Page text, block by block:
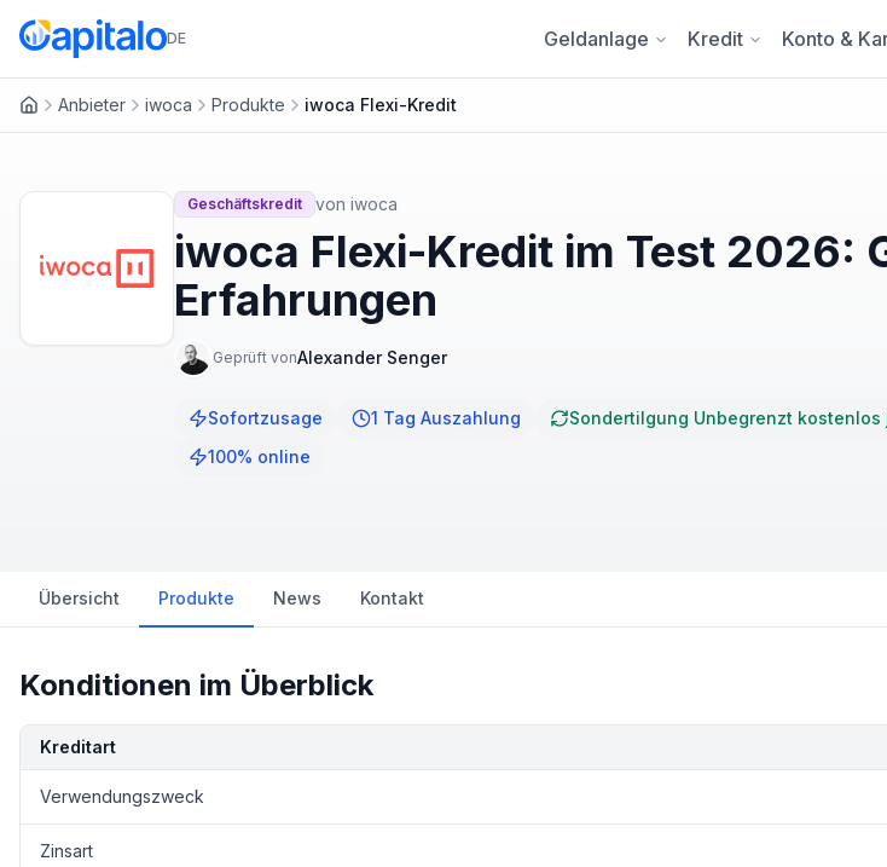
DE Geldanlage Kredit Konto &
Anbieter iwoca Produkte iwoca Flexi-Kredit
Geschäftskredit von iwoca
iwoca Flexi-Kredit im Test 2026:
Erfahrungen
Geprüft vonAlexander Senger
Sofortzusage 1 Tag Auszahlung Sondertilgung Unbegrenzt kostenlos
100% online
Übersicht Produkte News Kontakt
Konditionen im Überblick
KonditionDetails
Kreditart
Verwendungszweck
Zinsart